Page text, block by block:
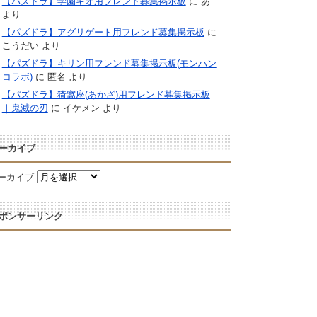
より
【パズドラ】アグリゲート用フレンド募集掲示板 に
こうだいより
【パズドラ】キリン用フレンド募集掲示板(モンハン
コラボ)に 匿名 より
【パズドラ】猗窩座(あかざ)用フレンド募集掲示板
｜鬼滅の刃 に イケメン より
カイブ
カイブ
ンサーリンク